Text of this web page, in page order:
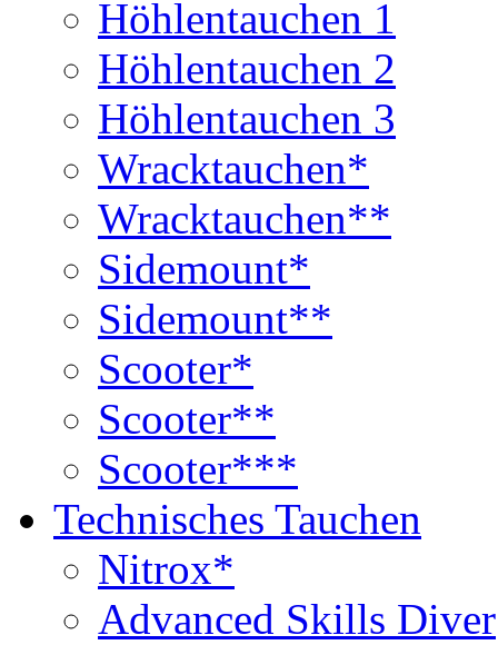
Höhlentauchen 1
Höhlentauchen 2
Höhlentauchen 3
Wracktauchen*
Wracktauchen**
Sidemount*
Sidemount**
Scooter*
Scooter**
Scooter***
Technisches Tauchen
Nitrox*
Advanced Skills Diver